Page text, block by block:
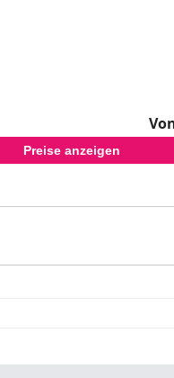
Preise anzeigen